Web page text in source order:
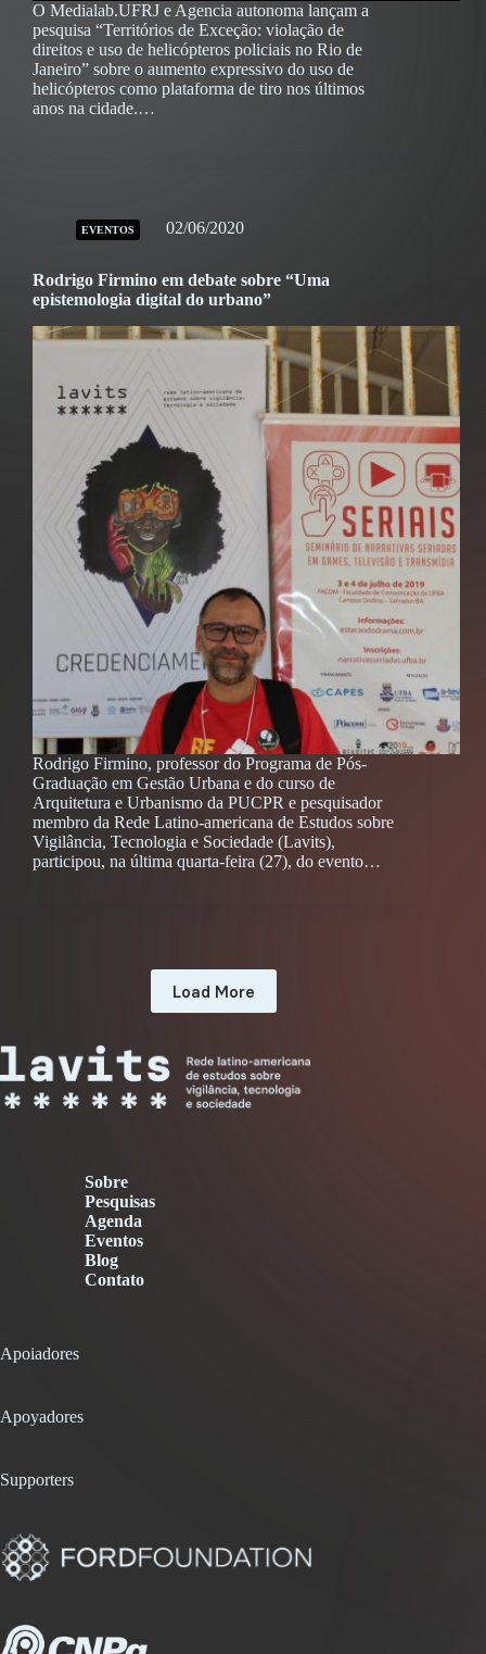
O Medialab.UFRJ e Agencia autonoma lançam a
pesquisa “Territórios de Exceção: violação de
direitos e uso de helicópteros policiais no Rio de
Janeiro” sobre o aumento expressivo do uso de
helicópteros como plataforma de tiro nos últimos
anos na cidade.…
EVENTOS 02/06/2020
Rodrigo Firmino em debate sobre “Uma
epistemologia digital do urbano”
Rodrigo Firmino, professor do Programa de Pós-
Graduação em Gestão Urbana e do curso de
Arquitetura e Urbanismo da PUCPR e pesquisador
membro da Rede Latino-americana de Estudos sobre
Vigilância, Tecnologia e Sociedade (Lavits),
participou, na última quarta-feira (27), do evento…
Load More
Sobre
Pesquisas
Agenda
Eventos
Blog
Contato
Apoiadores
Apoyadores
Supporters